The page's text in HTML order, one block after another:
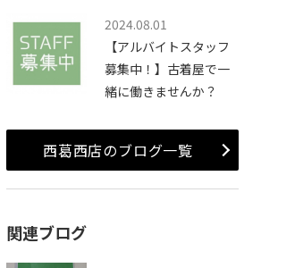
2024.08.01
【アルバイトスタッフ
募集中！】古着屋で一
緒に働きませんか？
西葛西店のブログ一覧
関連ブログ